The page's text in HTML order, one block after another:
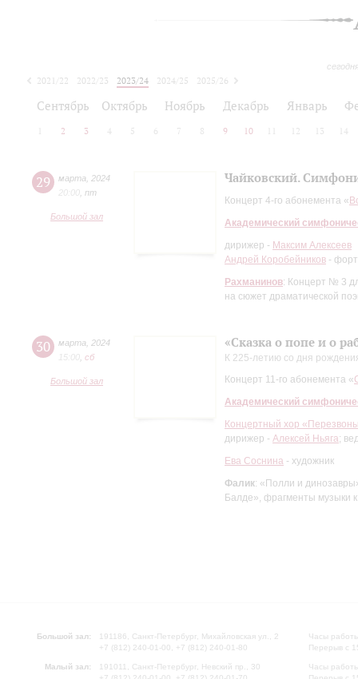
2021/22 2022/23 2023/24 2024/25
2025/26
Сентябрь Октябрь Ноябрь Декабрь Январь
2 3 4 5 6 7 8 9 10 12 13 14
29 марта
2024
20:00 пт
Большой зал
Чайковский.
Концерт 4-го абонемента «
Академический
дирижер - Максим Алексеев
Андрей Коробейников -
Рахманинов: Концерт № 3
на сюжет драматической
30 марта
2024
15:00 сб
Большой зал
«Сказка о попе и о
К 225-летию со дня
Концерт 11-го абонемента «
Академический
Концертный хор
дирижер - Алексей Ньяга;
Ева Соснина - художник
Фалик: «Полли и
Балде», фрагменты музыки
Большой зал:
191186, Санкт-Петербург, Михайловская ул., 2
+7 (812) 240-01-00, +7 (812) 240-01-80
Малый зал:
191011, Санкт-Петербург, Невский пр., 30
Часы
Перерыв с
Часы